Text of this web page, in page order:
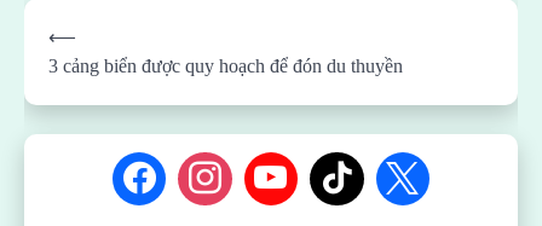
Post
navigation
⟵
3 cảng biển được quy hoạch để đón du thuyền